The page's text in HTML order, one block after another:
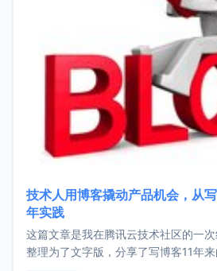
技术人用博客撬动产品机会，从
年实践
这篇文章是我在腾讯云技术社区的一
整理为了文字版，分享了写博客11年